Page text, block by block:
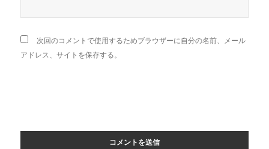
次回のコメントで使用するためブラウザーに自分の名前、メール
アドレス、サイトを保存する。